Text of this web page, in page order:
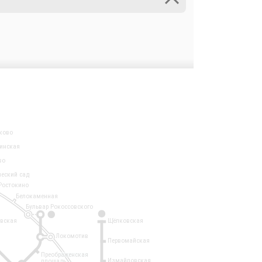
1
Локомотив
сад
Белокаменная
Щёлковская
Первомайская
Измайловская
Бульвар Рокоссовского
Преображенская